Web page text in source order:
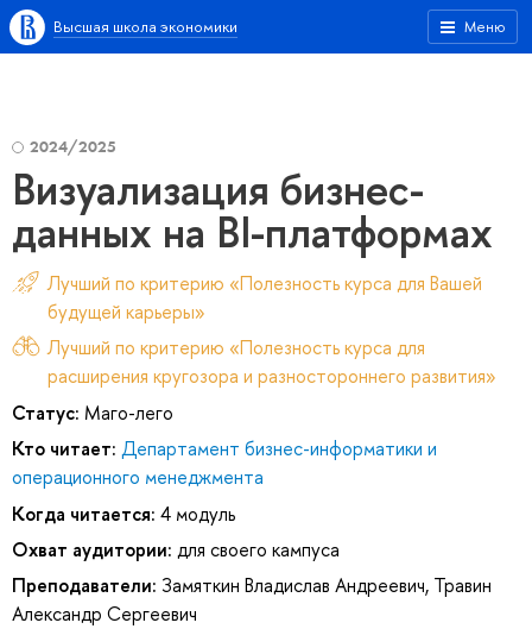
Меню
Высшая школа экономики
2024/2025
Визуализация бизнес-
данных на BI-платформах
Лучший по критерию «Полезность курса для Вашей
будущей карьеры»
Лучший по критерию «Полезность курса для
расширения кругозора и разностороннего развития»
Статус: Маго-лего
Кто читает: Департамент бизнес-информатики и
операционного менеджмента
Когда читается: 4 модуль
Охват аудитории: для своего кампуса
Преподаватели: Замяткин Владислав Андреевич, Травин
Александр Сергеевич